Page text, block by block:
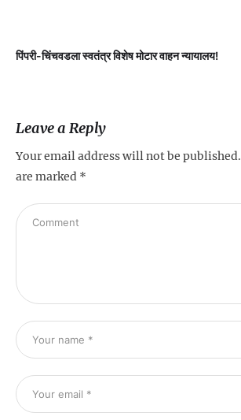
पिंपरी-चिंचवडला स्वतंत्र विशेष मोटार वाहन न्यायालय!
Leave a Reply
Your email address will not be published.
are marked *